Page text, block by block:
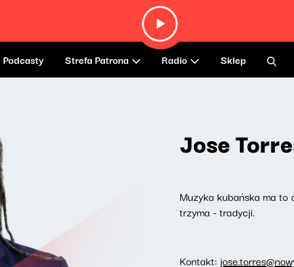
Podcasty Strefa Patrona Radio Sklep
Jose
Muzyka kubańska ma to
trzyma - tradycji.
Kontakt: